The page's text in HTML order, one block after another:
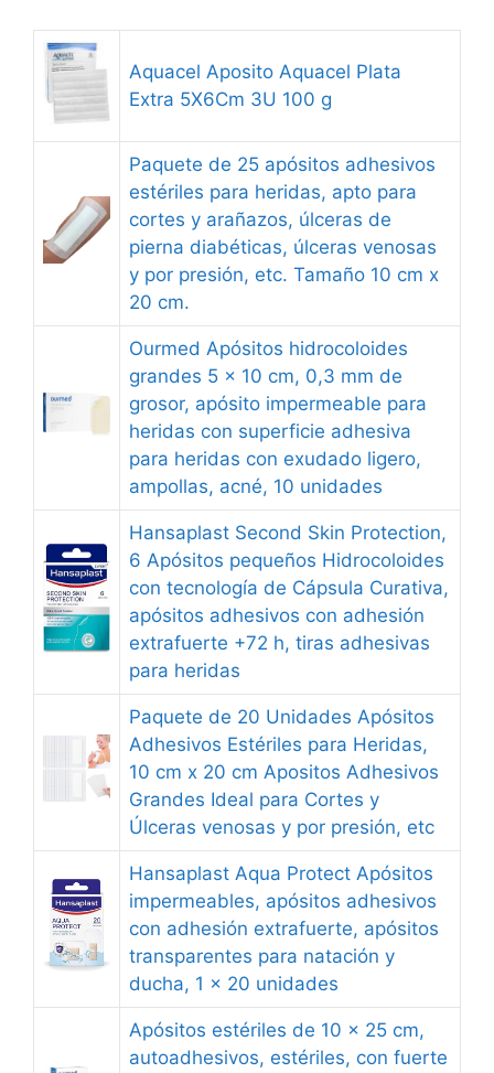
Aquacel Aposito Aquacel Plata
Extra 5X6Cm 3U 100 g
Paquete de 25 apósitos adhesivos
estériles para heridas, apto para
cortes y arañazos, úlceras de
pierna diabéticas, úlceras venosas
y por presión, etc. Tamaño 10 cm x
20 cm.
Ourmed Apósitos hidrocoloides
grandes 5 x 10 cm, 0,3 mm de
grosor, apósito impermeable para
heridas con superficie adhesiva
para heridas con exudado ligero,
ampollas, acné, 10 unidades
Hansaplast Second Skin Protection,
6 Apósitos pequeños Hidrocoloides
con tecnología de Cápsula Curativa,
apósitos adhesivos con adhesión
extrafuerte +72 h, tiras adhesivas
para heridas
Paquete de 20 Unidades Apósitos
Adhesivos Estériles para Heridas,
10 cm x 20 cm Apositos Adhesivos
Grandes Ideal para Cortes y
Úlceras venosas y por presión, etc
Hansaplast Aqua Protect Apósitos
impermeables, apósitos adhesivos
con adhesión extrafuerte, apósitos
transparentes para natación y
ducha, 1 x 20 unidades
Apósitos estériles de 10 x 25 cm,
autoadhesivos, estériles, con fuerte